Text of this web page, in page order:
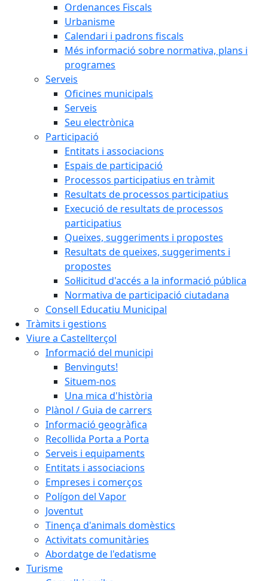
Ordenances Fiscals
Urbanisme
Calendari i padrons fiscals
Més informació sobre normativa, plans i
programes
Serveis
Oficines municipals
Serveis
Seu electrònica
Participació
Entitats i associacions
Espais de participació
Processos participatius en tràmit
Resultats de processos participatius
Execució de resultats de processos
participatius
Queixes, suggeriments i propostes
Resultats de queixes, suggeriments i
propostes
Sol·licitud d'accés a la informació pública
Normativa de participació ciutadana
Consell Educatiu Municipal
Tràmits i gestions
Viure a Castellterçol
Informació del municipi
Benvinguts!
Situem-nos
Una mica d'història
Plànol / Guia de carrers
Informació geogràfica
Recollida Porta a Porta
Serveis i equipaments
Entitats i associacions
Empreses i comerços
Polígon del Vapor
Joventut
Tinença d'animals domèstics
Activitats comunitàries
Abordatge de l'edatisme
Turisme